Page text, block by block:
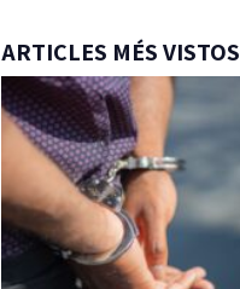
ARTICLES MÉS VISTOS